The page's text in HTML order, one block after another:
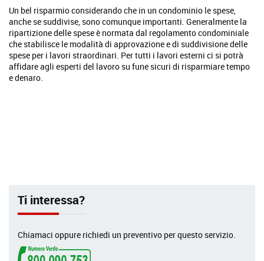
Un bel risparmio considerando che in un condominio le spese,
anche se suddivise, sono comunque importanti. Generalmente la
ripartizione delle spese è normata dal regolamento condominiale
che stabilisce le modalità di approvazione e di suddivisione delle
spese per i lavori straordinari. Per tutti i lavori esterni ci si potrà
affidare agli esperti del lavoro su fune sicuri di risparmiare tempo
e denaro.
Ti interessa?
Chiamaci oppure richiedi un preventivo per questo servizio.